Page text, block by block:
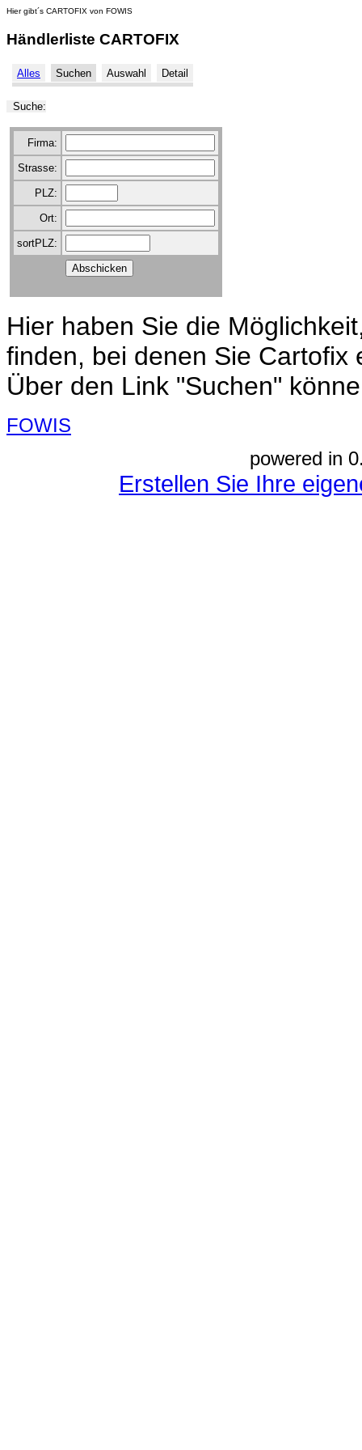
Hier gibt´s CARTOFIX von FOWIS
Händlerliste CARTOFIX
Alles Suchen Auswahl Detail
Suche:
Firma:
Strasse:
PLZ:
Ort:
sortPLZ:
Hier haben Sie die
finden, bei denen Sie Cartofix
Über den Link "Suchen"
FOWIS
powered in
Erstellen Sie Ihre